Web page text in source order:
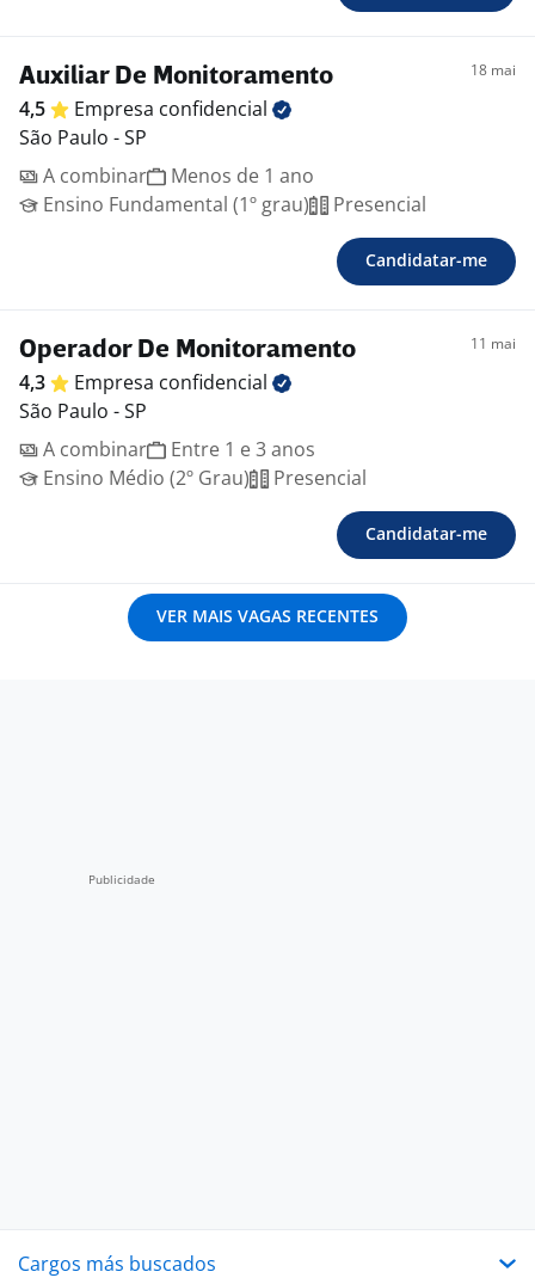
Auxiliar De Monitoramento 18 mai
4,5 Empresa confidencial
São Paulo - SP
A combinar
Menos de 1 ano
Ensino Fundamental (1º grau)
Presencial
Candidatar-me
Operador De Monitoramento 11 mai
4,3 Empresa confidencial
São Paulo - SP
A combinar
Entre 1 e 3 anos
Ensino Médio (2º Grau)
Presencial
Candidatar-me
VER MAIS VAGAS RECENTES
Cargos más buscados